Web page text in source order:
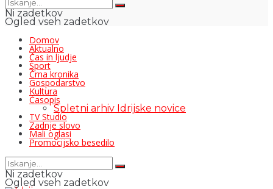
Ni zadetkov
Ogled vseh zadetkov
Domov
Aktualno
Čas in ljudje
Šport
Črna kronika
Gospodarstvo
Kultura
Časopis
Spletni arhiv Idrijske novice
TV Studio
Zadnje slovo
Mali oglasi
Promocijsko besedilo
Ni zadetkov
Ogled vseh zadetkov